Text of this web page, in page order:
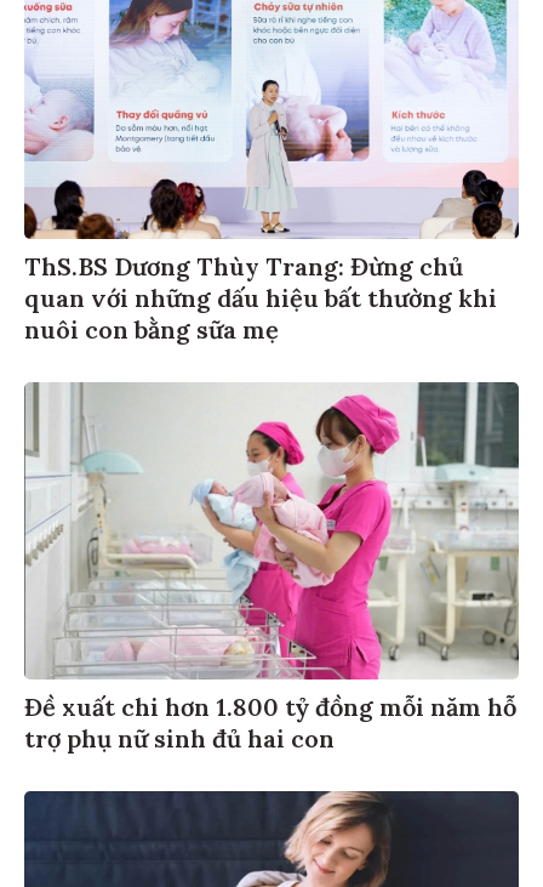
ThS.BS Dương Thùy Trang: Đừng chủ
quan với những dấu hiệu bất thường khi
nuôi con bằng sữa mẹ
Đề xuất chi hơn 1.800 tỷ đồng mỗi năm hỗ
trợ phụ nữ sinh đủ hai con